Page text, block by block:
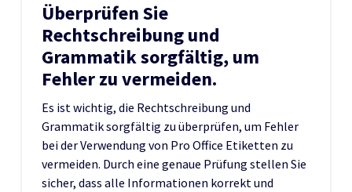
Überprüfen Sie
Rechtschreibung und
Grammatik sorgfältig, um
Fehler zu vermeiden.
Es ist wichtig, die Rechtschreibung und
Grammatik sorgfältig zu überprüfen, um Fehler
bei der Verwendung von Pro Office Etiketten zu
vermeiden. Durch eine genaue Prüfung stellen Sie
sicher, dass alle Informationen korrekt und